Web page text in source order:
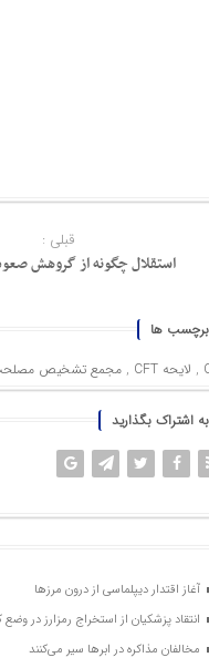
قبلی :
استقلال چگونه از گروهش
برچسب ها
, لایحه CFT , مجمع تشخیص
به اشتراک بگذارید
آغاز اقتدار دیپلماسی از درون مرزها
انتقاد پزشکیان از استخراج رمزارز در
مخالفان مذاکره در ابرها سیر می‌کنند